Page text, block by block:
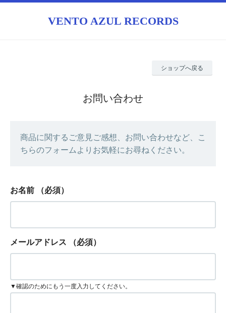
VENTO AZUL RECORDS
ショップへ戻る
お問い合わせ
商品に関するご意見ご感想、お問い合わせなど、こ
ちらのフォームよりお気軽にお尋ねください。
お名前 （必須）
メールアドレス （必須）
▼確認のためにもう一度入力してください。